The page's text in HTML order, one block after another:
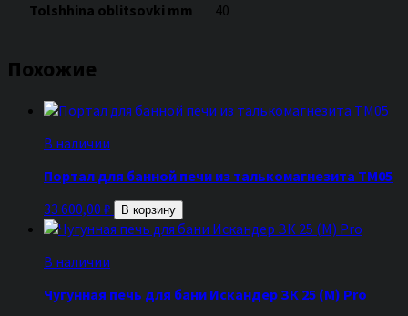
Tolshhina oblitsovki mm 40
Похожие
В наличии
Портал для банной печи из талькомагнезита ТМ05
33 600,00 ₽ В корзину
В наличии
Чугунная печь для бани Искандер ЗК 25 (М) Pro